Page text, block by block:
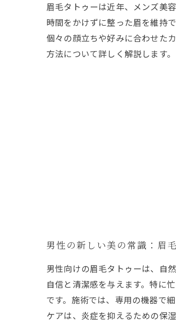
眉毛タトゥーは近年、メンズ美
時間をかけずに整った眉を維持
個々の顔立ちや好みに合わせた
方法について詳しく解説します
男性の新しい美の常識：眉
男性向けの眉毛タトゥーは、自
自信と清潔感を与えます。特に
です。施術では、専用の機器で
ケアは、炎症を抑えるための保